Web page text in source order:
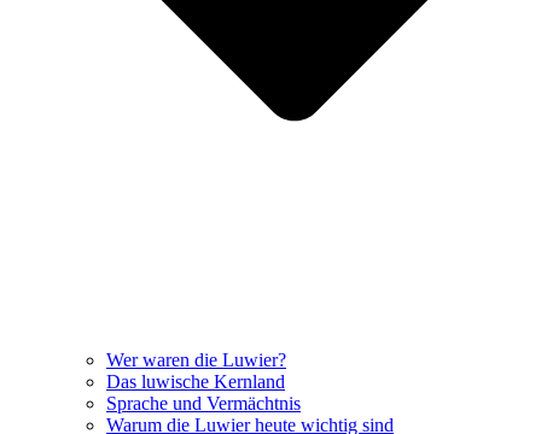
Wer waren die Luwier?
Das luwische Kernland
Sprache und Vermächtnis
Warum die Luwier heute wichtig sind